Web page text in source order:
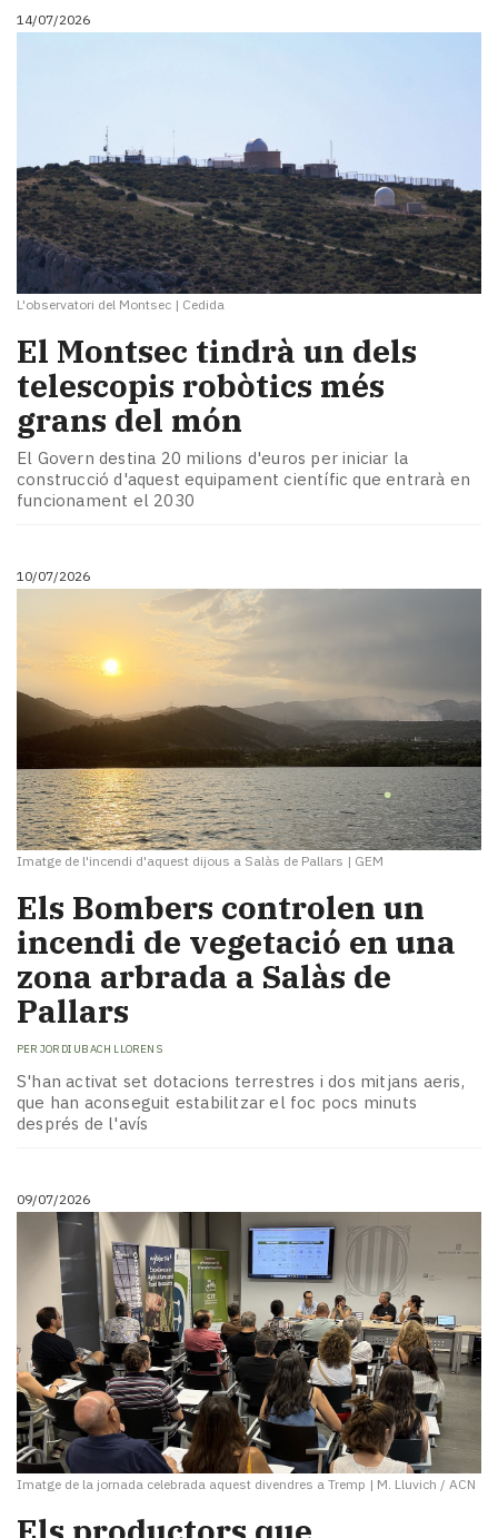
14/07/2026
L'observatori del Montsec | Cedida
El Montsec tindrà un dels
telescopis robòtics més
grans del món
El Govern destina 20 milions d'euros per iniciar la
construcció d'aquest equipament científic que entrarà en
funcionament el 2030
10/07/2026
Imatge de l'incendi d'aquest dijous a Salàs de Pallars | GEM
Els Bombers controlen un
incendi de vegetació en una
zona arbrada a Salàs de
Pallars
PER JORDI UBACH LLORENS
S'han activat set dotacions terrestres i dos mitjans aeris,
que han aconseguit estabilitzar el foc pocs minuts
després de l'avís
09/07/2026
Imatge de la jornada celebrada aquest divendres a Tremp | M. Lluvich / ACN